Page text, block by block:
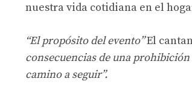
nuestra vida cotidiana en el
“El propósito del evento”El
consecuencias de una
camino a seguir”.